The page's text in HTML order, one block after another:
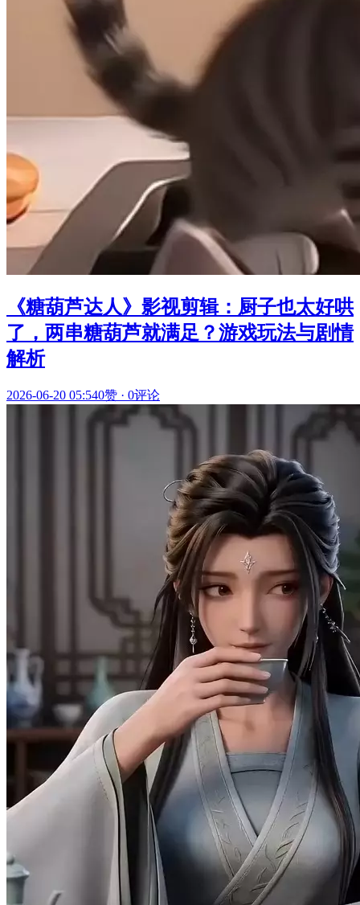
《糖葫芦达人》影视剪辑：厨子也太好哄
了，两串糖葫芦就满足？游戏玩法与剧情
解析
2026-06-20 05:540赞 · 0评论